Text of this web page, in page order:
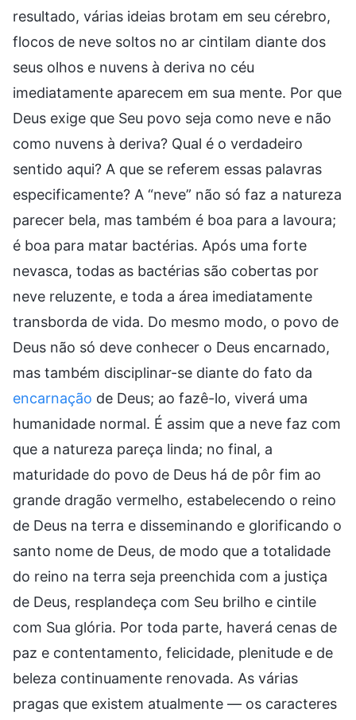
resultado, várias ideias brotam em seu cérebro,
flocos de neve soltos no ar cintilam diante dos
seus olhos e nuvens à deriva no céu
imediatamente aparecem em sua mente. Por que
Deus exige que Seu povo seja como neve e não
como nuvens à deriva? Qual é o verdadeiro
sentido aqui? A que se referem essas palavras
especificamente? A “neve” não só faz a natureza
parecer bela, mas também é boa para a lavoura;
é boa para matar bactérias. Após uma forte
nevasca, todas as bactérias são cobertas por
neve reluzente, e toda a área imediatamente
transborda de vida. Do mesmo modo, o povo de
Deus não só deve conhecer o Deus encarnado,
mas também disciplinar-se diante do fato da
encarnação de Deus; ao fazê-lo, viverá uma
humanidade normal. É assim que a neve faz com
que a natureza pareça linda; no final, a
maturidade do povo de Deus há de pôr fim ao
grande dragão vermelho, estabelecendo o reino
de Deus na terra e disseminando e glorificando o
santo nome de Deus, de modo que a totalidade
do reino na terra seja preenchida com a justiça
de Deus, resplandeça com Seu brilho e cintile
com Sua glória. Por toda parte, haverá cenas de
paz e contentamento, felicidade, plenitude e de
beleza continuamente renovada. As várias
pragas que existem atualmente — os caracteres